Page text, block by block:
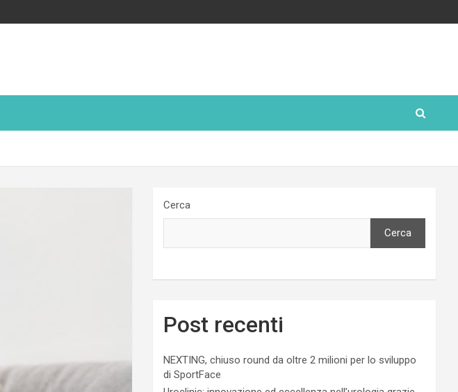
Cerca
Cerca
Post recenti
NEXTING, chiuso round da oltre 2 milioni per lo sviluppo
di SportFace